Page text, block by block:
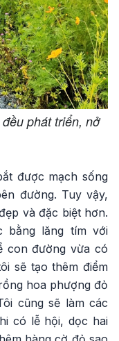
phát triển, nở
được mạch sống
đường. Tuy vậy,
và đặc biệt hơn.
bằng lăng tím với
con đường vừa có
sẽ tạo thêm điểm
hoa phượng đỏ
cũng sẽ làm các
có lễ hội, dọc hai